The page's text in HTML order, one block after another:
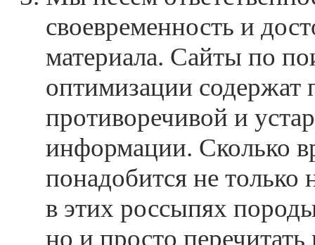
своевременность и
материала. Сайты по
оптимизации содержат
противоречивой и
информации. Сколько
понадобится не только
в этих россыпях
но и просто перечитать